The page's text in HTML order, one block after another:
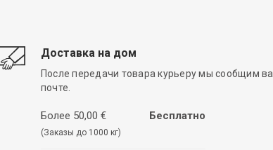
Доставка на дом
После передачи товара курьеру мы сообщим
почте.
Более 50,00 €
(Заказы до 1000 кг)
Бесплатно